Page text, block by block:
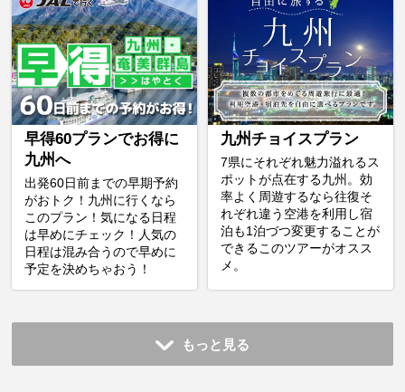
早得60プランでお得に
九州へ
出発60日前までの早期予約
がおトク！九州に行くなら
このプラン！気になる日程
は早めにチェック！人気の
日程は混み合うので早めに
予定を決めちゃおう！
九州チョイスプラン
7県にそれぞれ魅力溢れるス
ポットが点在する九州。効
率よく周遊するなら往復そ
れぞれ違う空港を利用し宿
泊も1泊づつ変更することが
できるこのツアーがオスス
メ。
もっと見る